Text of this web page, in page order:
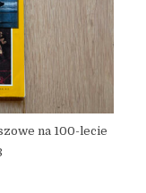
na 100-lecie